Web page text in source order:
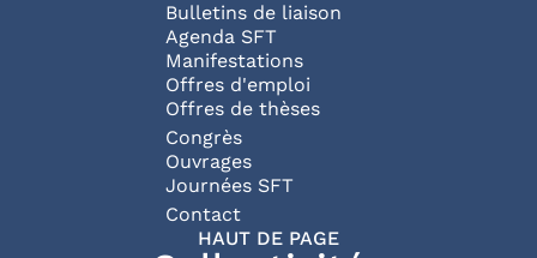
Bulletins de liaison
Agenda SFT
Manifestations
Offres d'emploi
Offres de thèses
Congrès
Ouvrages
Journées SFT
Pied de page
Contact
HAUT DE PAGE